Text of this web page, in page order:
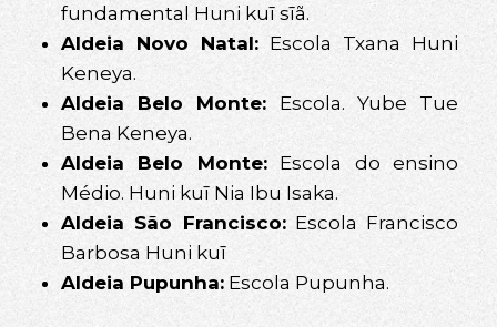
fundamental Huni kuī sīã.
Aldeia Novo Natal: Escola Txana Huni
Keneya.
Aldeia Belo Monte: Escola. Yube Tue
Bena Keneya.
Aldeia Belo Monte:Escola do ensino
Médio. Huni kuī Nia Ibu Isaka.
Aldeia São Francisco:Escola Francisco
Barbosa Huni kuī
Aldeia Pupunha: Escola Pupunha.